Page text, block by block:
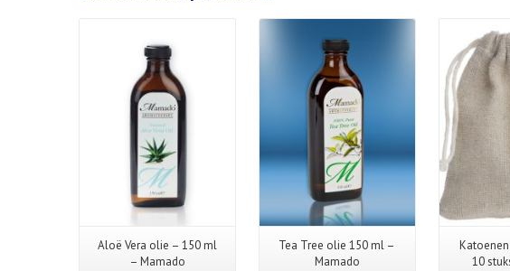
Aloë Vera olie – 150 ml
– Mamado
Details
Tea Tree olie 150 ml –
Mamado
10